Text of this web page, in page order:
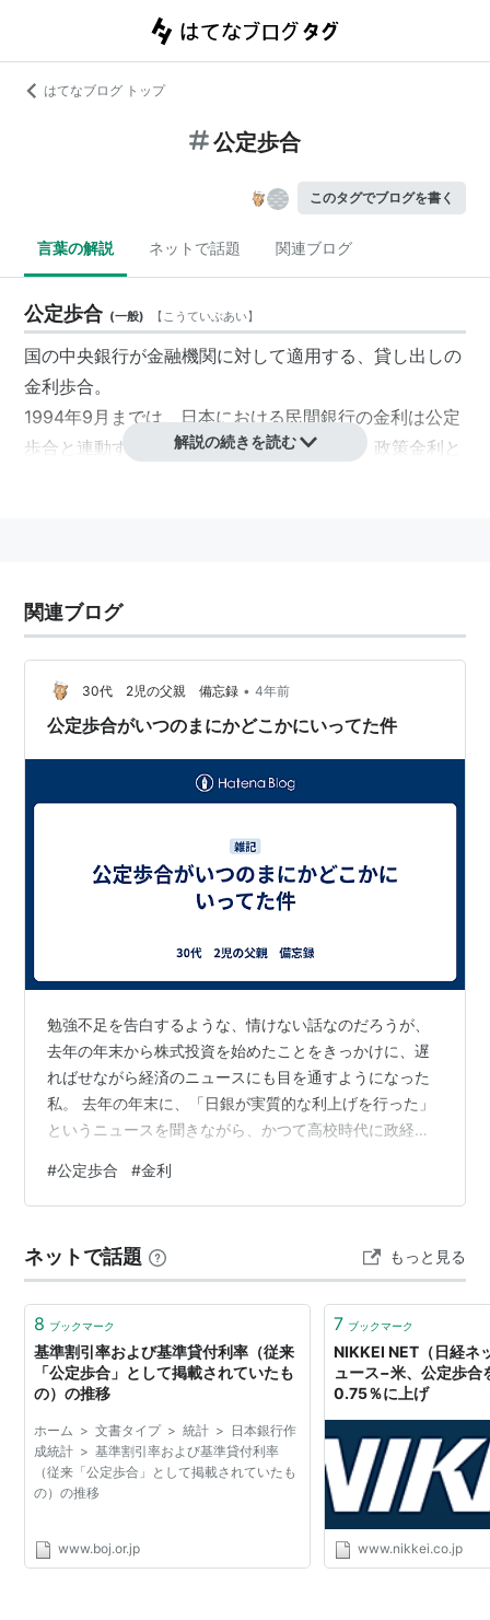
はてなブログ トップ
公定歩合
このタグでブログを書く
言葉の解説 ネットで話題 関連ブログ
公定歩合 (一般) 【こうていぶあい】
国の中央銀行が金融機関に対して適用する、貸し出しの
金利歩合。
1994年9月までは、日本における民間銀行の金利は公定
歩合と連動するように規制されていたため、政策金利と
なっており、公定歩合は政策金利ではなくなっており、
現在の公定歩合は、短期金融市場の金利の上限の役割を
果たしている。
解説の続きを読む
関連ブログ
30代 2児の父親 備忘録 • 4年前
公定歩合がいつのまにかどこかにいってた件
勉強不足を告白するような、情けない話なのだろうが、
去年の年末から株式投資を始めたことをきっかけに、遅
ればせながら経済のニュースにも目を通すようになった
私。 去年の年末に、「日銀が実質的な利上げを行った」
というニュースを聞きながら、かつて高校時代に政経の
ことが気になった。「利上げというのは公定歩合を上げ
るということ」と思っていたのに、「許容幅」が0.5%や
に今回の利上げによって「住宅ローンの金利が上がる」
とも聞いたので、これは聞き捨てならんということで調
べてみると、固定金利は上がりそうだが変…
#公定歩合 #金利
ネットで話題 もっと見る
8 ブックマーク
基準割引率および基準貸付利率（従来
「公定歩合」として掲載されていたも
の）の推移
ホーム > 文書タイプ > 統計 > 日本銀行作
成統計 > 基準割引率および基準貸付利率
（従来「公定歩合」として掲載されていたも
の）の推移
www.boj.or.jp
7 ブックマーク
NIKKEI NET（日経ネ
ュース−米、公定歩合
0.75％に上げ
www.nikkei.co.jp